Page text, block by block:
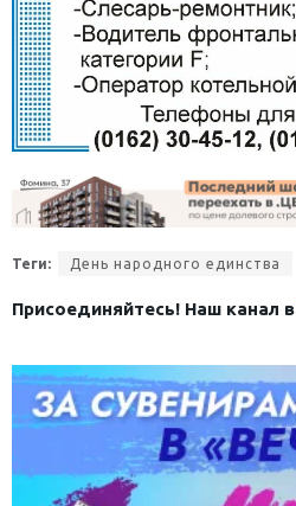
Теги: День народного единства
Присоединяйтесь! Наш канал в